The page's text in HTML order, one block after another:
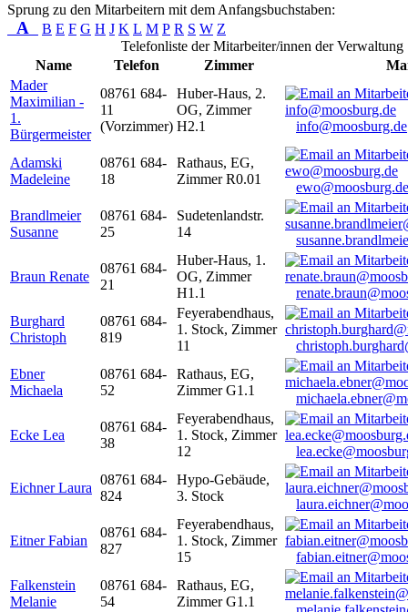
Sprung zu den Mitarbeitern mit dem Anfangsbuchstaben:
A B E F G H J K L M P R S W Z
Telefonliste der Mitarbeiter/innen der Verwaltung
Name
Telefon Zimmer
Mader
Maximilian -
1.
Bürgermeister
08761 684-
11
(Vorzimmer)
Huber-Haus, 2.
OG, Zimmer
H2.1
info@moosburg.de
Adamski
Madeleine
08761 684-
18
Rathaus, EG,
Zimmer R0.01
ewo@moosburg.de
Brandlmeier
Susanne
08761 684-
25
Sudetenlandstr.
14
Braun Renate
08761 684-
21
Huber-Haus, 1.
OG, Zimmer
H1.1
Burghard
Christoph
08761 684-
819
Feyerabendhaus,
1. Stock, Zimmer
11
Ebner
Michaela
08761 684-
52
Rathaus, EG,
Zimmer G1.1
Ecke Lea
08761 684-
38
Feyerabendhaus,
1. Stock, Zimmer
12
Eichner Laura
08761 684-
824
Hypo-Gebäude,
3. Stock
Eitner Fabian
08761 684-
827
Feyerabendhaus,
1. Stock, Zimmer
15
Falkenstein
Melanie
08761 684-
54
Rathaus, EG,
Zimmer G1.1